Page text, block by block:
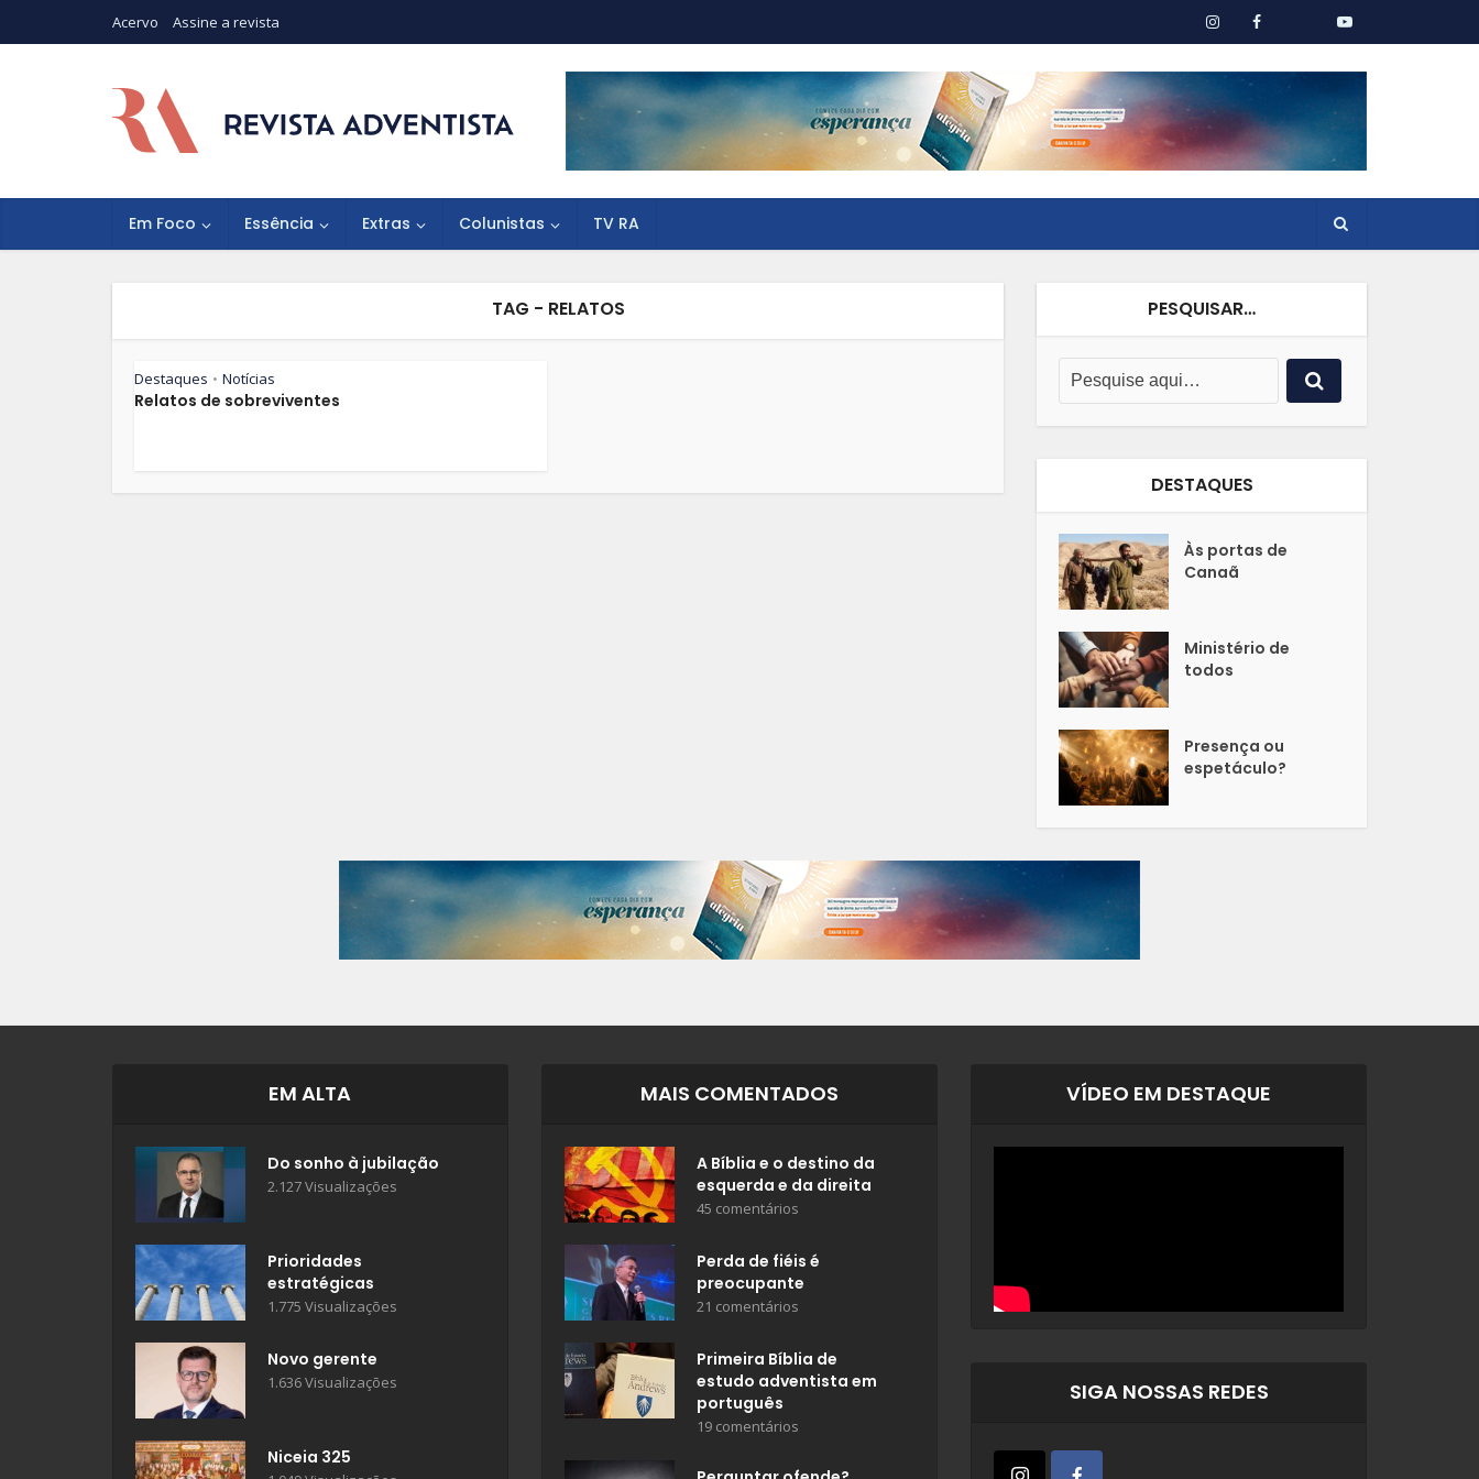
Acervo Assine a revista
Em Foco Essência Extras Colunistas TV RA
TAG - RELATOS
Destaques • Notícias
Relatos de sobreviventes
PESQUISAR…
DESTAQUES
Às portas de
Canaã
Ministério de
todos
Presença ou
espetáculo?
EM ALTA
Do sonho à jubilação
2.127 Visualizações
Prioridades
estratégicas
1.775 Visualizações
Novo gerente
1.636 Visualizações
Niceia 325
MAIS COMENTADOS
A Bíblia e o destino da
esquerda e da direita
45 comentários
Perda de fiéis é
preocupante
21 comentários
Primeira Bíblia de
estudo adventista em
português
19 comentários
VÍDEO EM DESTAQUE
SIGA NOSSAS REDES